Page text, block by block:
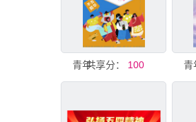
青年节展板
共享分： 100